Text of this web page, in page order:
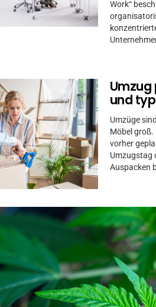
Work“
und
Umzüge
Möbel groß.
vorher
Umzugstag
Auspacken